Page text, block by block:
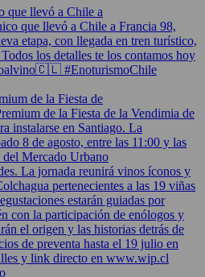
que llevó a Chile a
de la Fiesta de